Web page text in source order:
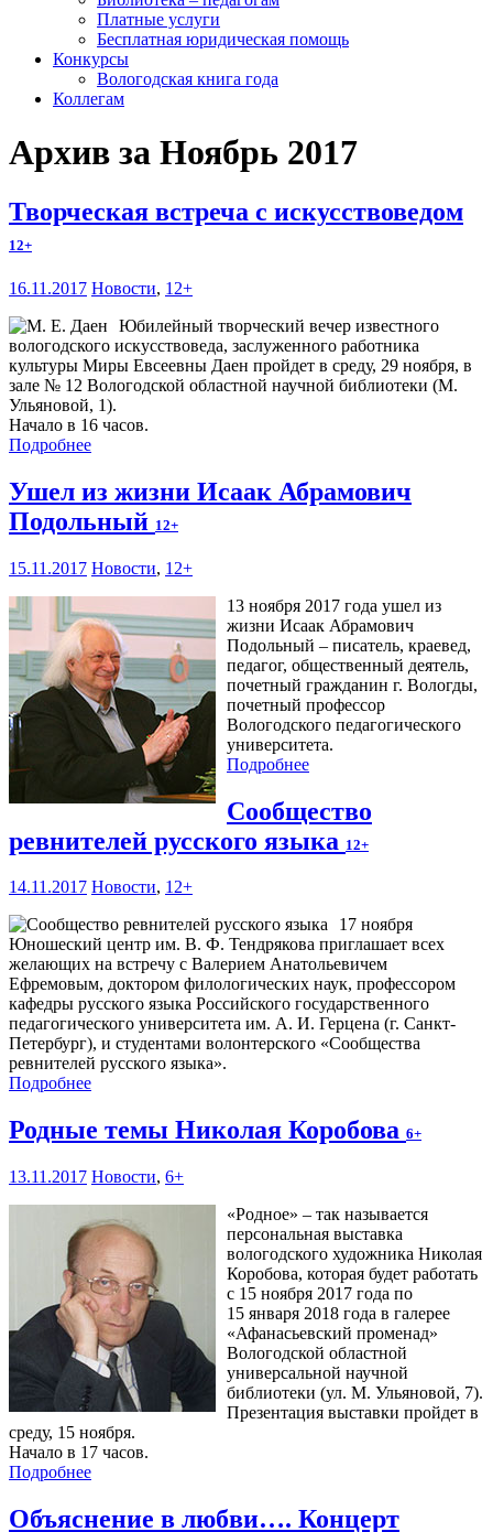
Платные услуги
Бесплатная юридическая помощь
Конкурсы
Вологодская книга года
Коллегам
Архив за Ноябрь 2017
Творческая встреча с искусствоведом
12+
16.11.2017 Новости, 12+
Юбилейный творческий вечер известного
вологодского искусствоведа, заслуженного работника
культуры Миры Евсеевны Даен пройдет в среду, 29 ноября, в
зале № 12 Вологодской областной научной библиотеки (М.
Ульяновой, 1).
Начало в 16 часов.
Подробнее
Ушел из жизни Исаак Абрамович
Подольный 12+
15.11.2017 Новости, 12+
13 ноября 2017 года ушел из
жизни Исаак Абрамович
Подольный – писатель, краевед,
педагог, общественный деятель,
почетный гражданин г. Вологды,
почетный профессор
Вологодского педагогического
университета.
Подробнее
Сообщество
ревнителей русского языка 12+
14.11.2017 Новости, 12+
17 ноября
Юношеский центр им. В. Ф. Тендрякова приглашает всех
желающих на встречу с Валерием Анатольевичем
Ефремовым, доктором филологических наук, профессором
кафедры русского языка Российского государственного
педагогического университета им. А. И. Герцена (г. Санкт-
Петербург), и студентами волонтерского «Сообщества
ревнителей русского языка».
Подробнее
Родные темы Николая Коробова 6+
13.11.2017 Новости, 6+
«Родное» – так называется
персональная выставка
вологодского художника Николая
Коробова, которая будет работать
с 15 ноября 2017 года по
15 января 2018 года в галерее
«Афанасьевский променад»
Вологодской областной
универсальной научной
библиотеки (ул. М. Ульяновой, 7).
Презентация выставки пройдет в
среду, 15 ноября.
Начало в 17 часов.
Подробнее
Объяснение в любви…. Концерт